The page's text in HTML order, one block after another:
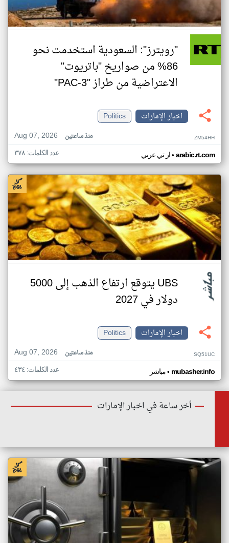
"رويترز": السعودية استخدمت نحو
86% من صواريخ "باتريوت"
الاعتراضية من طراز "PAC-3"
اخبار الإمارات
Politics
Aug 07, 2026
منذ ساعتين ZM54HH
ار تي عربي• arabic.rt.com عدد الكلمات: ٣٧٨
UBS يتوقع ارتفاع الذهب إلى 5000
دولار في 2027
اخبار الإمارات
Politics
Aug 07, 2026
منذ ساعتين SQ51UC
مباشر• mubasher.info عدد الكلمات: ٤٣٤
أخر ساعة في اخبار الإمارات